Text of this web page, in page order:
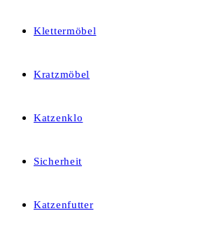
Klettermöbel
Kratzmöbel
Katzenklo
Sicherheit
Katzenfutter